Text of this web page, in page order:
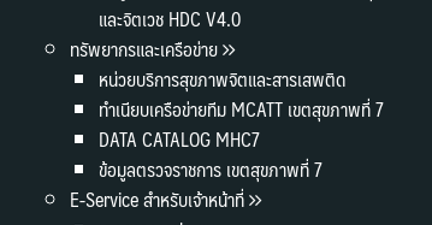
และจิตเวช HDC V4.0
ทรัพยากรและเครือข่าย
หน่วยบริการสุขภาพจิตและสารเสพติด
ทำเนียบเครือข่ายทีม MCATT เขตสุขภาพที่ 7
DATA CATALOG MHC7
ข้อมูลตรวจราชการ เขตสุขภาพที่ 7
E-Service สำหรับเจ้าหน้าที่